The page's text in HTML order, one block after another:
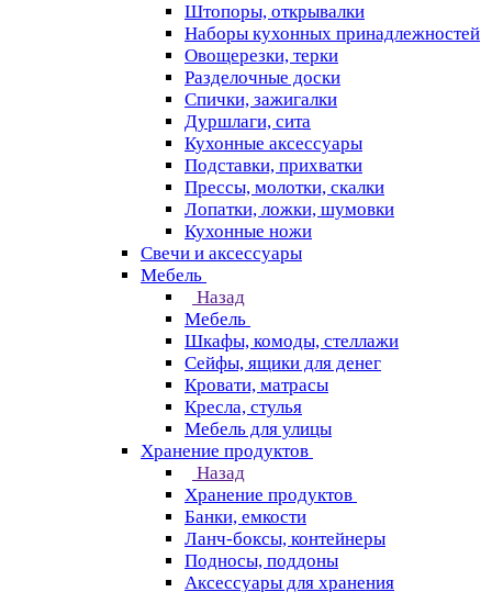
Штопоры, открывалки
Наборы кухонных принадлежностей
Овощерезки, терки
Разделочные доски
Спички, зажигалки
Дуршлаги, сита
Кухонные аксессуары
Подставки, прихватки
Прессы, молотки, скалки
Лопатки, ложки, шумовки
Кухонные ножи
Свечи и аксессуары
Мебель
Назад
Мебель
Шкафы, комоды, стеллажи
Сейфы, ящики для денег
Кровати, матрасы
Кресла, стулья
Мебель для улицы
Хранение продуктов
Назад
Хранение продуктов
Банки, емкости
Ланч-боксы, контейнеры
Подносы, поддоны
Аксессуары для хранения